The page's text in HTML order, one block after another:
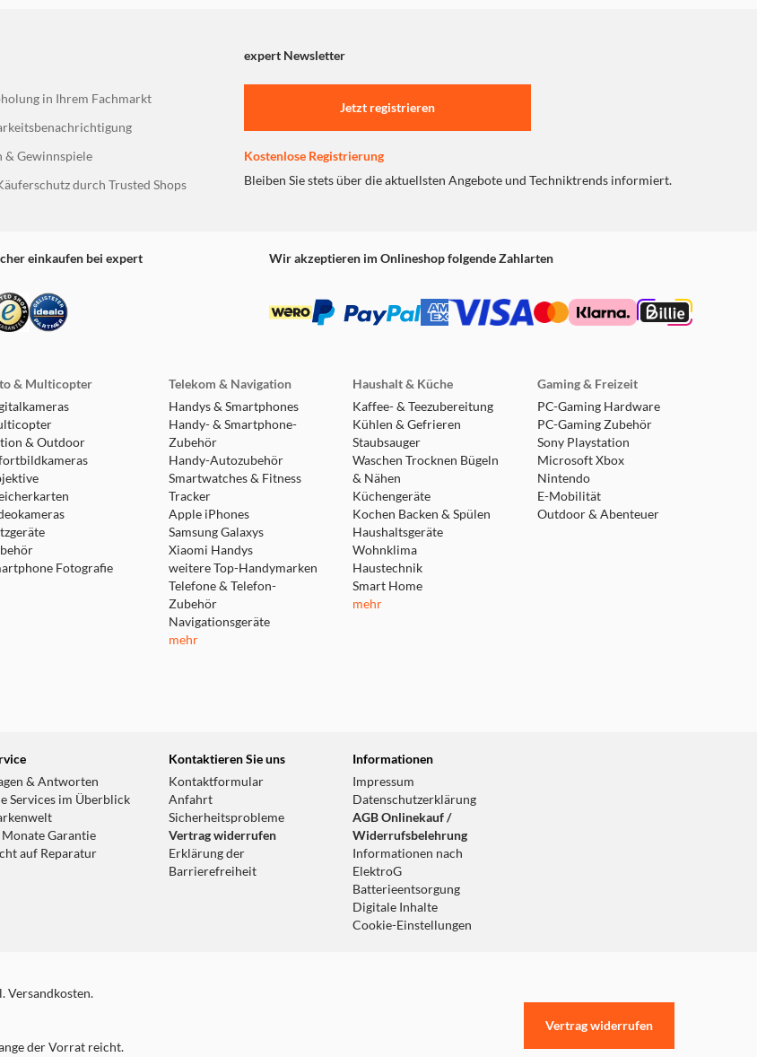
expert Newsletter
in Ihrem Fachmarkt
& Gewinnspiele
durch Trusted Shops
Jetzt registrieren
Kostenlose Registrierung
Bleiben Sie stets über die aktuellsten Angebote und Techniktrends informiert.
einkaufen bei expert Wir akzeptieren im Onlineshop folgende Zahlarten
& Multicopter
& Outdoor
Fotografie
Telekom & Navigation
Handys & Smartphones
Handy- & Smartphone-
Zubehör
Handy-Autozubehör
Smartwatches & Fitness
Tracker
Apple iPhones
Samsung Galaxys
Xiaomi Handys
weitere Top-Handymarken
Telefone & Telefon-
Zubehör
Navigationsgeräte
mehr
Haushalt & Küche
Kaffee- & Teezubereitung
Kühlen & Gefrieren
Staubsauger
Waschen Trocknen Bügeln
& Nähen
Küchengeräte
Kochen Backen & Spülen
Haushaltsgeräte
Wohnklima
Haustechnik
Smart Home
mehr
Gaming & Freizeit
PC-Gaming Hardware
PC-Gaming Zubehör
Sony Playstation
Microsoft Xbox
Nintendo
E-Mobilität
Outdoor & Abenteuer
& Antworten
Services im Überblick
Garantie
auf Reparatur
Kontaktieren Sie uns
Kontaktformular
Anfahrt
Sicherheitsprobleme
Vertrag widerrufen
Erklärung der
Barrierefreiheit
Informationen
Impressum
Datenschutzerklärung
AGB Onlinekauf /
Widerrufsbelehrung
Informationen nach
ElektroG
Batterieentsorgung
Digitale Inhalte
Cookie-Einstellungen
Versandkosten.
der Vorrat reicht.
Vertrag widerrufen